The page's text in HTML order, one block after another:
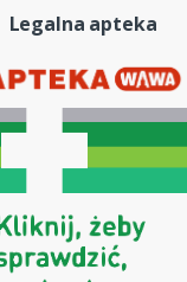
Legalna apteka